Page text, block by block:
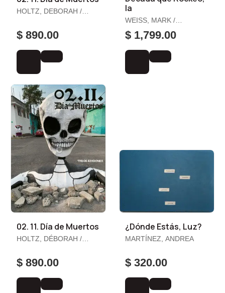
HOLTZ, DEBORAH /
$ 890.00
la
WEISS, MARK /
BIENSTOCK, RICHARD
$ 1,799.00
02. 11. Día de Muertos
HOLTZ, DÉBORAH /
$ 890.00
¿Dónde Estás, Luz?
MARTÍNEZ, ANDREA
$ 320.00